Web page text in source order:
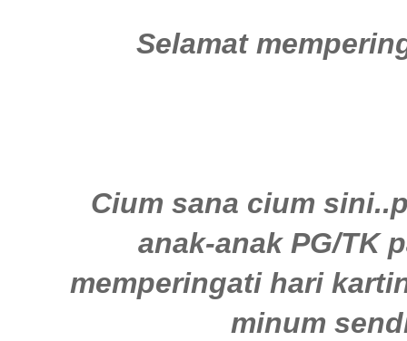
Selamat
Cium sana cium
anak-anak PG/TK
memperingati hari
minum